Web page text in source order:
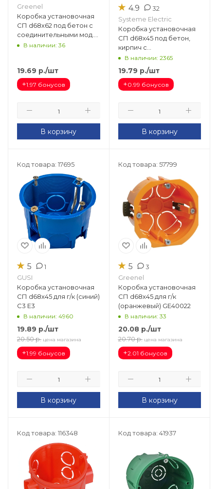
Greenel
Коробка установочная
СП d68х62 под бетон с
соединительными мод.
(черный) безгалогенная
В наличии: 36
19.69 р./шт
+1.97 бонусов
В корзину
★ 4.9 32
Systeme Electric
Коробка установочная
СП d68х45 под бетон,
кирпич с
соединительным
модулем (зеленый)
IMT35100
В наличии: 2365
19.79 р./шт
+0.99 бонусов
В корзину
Код товара: 17695
★ 5 1
GUSI
Коробка установочная
СП d68х45 для г/к (синий)
С3 Е3
В наличии: 4960
19.89 р./шт
20.50 р. цена магазина
+1.99 бонусов
В корзину
Код товара: 57799
★ 5 3
Greenel
Коробка установочная
СП d68х45 для г/к
(оранжевый) GE40022
В наличии: 33
20.08р./шт
20.70 р. цена магазина
+2.01 бонусов
В корзину
Код товара: 116348 Код товара: 41937